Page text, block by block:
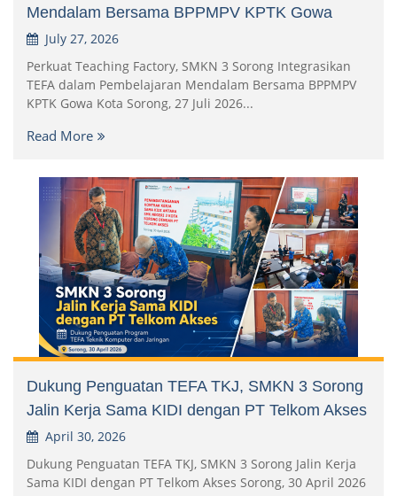
Mendalam Bersama BPPMPV KPTK Gowa
July 27, 2026
Perkuat Teaching Factory, SMKN 3 Sorong Integrasikan
TEFA dalam Pembelajaran Mendalam Bersama BPPMPV
KPTK Gowa Kota Sorong, 27 Juli 2026...
Read More
Dukung Penguatan TEFA TKJ, SMKN 3 Sorong
Jalin Kerja Sama KIDI dengan PT Telkom Akses
April 30, 2026
Dukung Penguatan TEFA TKJ, SMKN 3 Sorong Jalin Kerja
Sama KIDI dengan PT Telkom Akses Sorong, 30 April 2026